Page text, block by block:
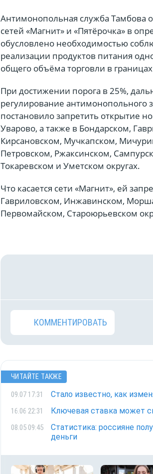
Антимонопольная служба Тамбова
сетей «Магнит» и «Пятёрочка» в
обусловлено необходимостью
реализации продуктов питания
общего объёма торговли в
При достижении порога в 25%,
регулирование антимонопольного
постановило запретить открытие
Уварово, а также в Бондарском,
Кирсановском, Мучкапском,
Петровском, Ржаксинском,
Токаревском и Уметском округах.
Что касается сети «Магнит», ей
Гавриловском, Инжавинском,
Первомайском, Староюрьевском
КОММЕНТИРОВАТЬ
ЧИТАЙТЕ ТАКЖЕ
09.07 17:31 Стало известно, как
16.06 22:31 Ключевая ставка может
08.05 09:45
Статистика: россияне
деньги